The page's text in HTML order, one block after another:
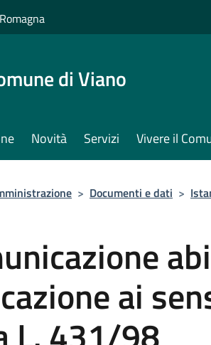
di Viano
Novità Servizi Vivere il
> Documenti e dati >
ai